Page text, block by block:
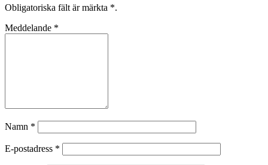
Obligatoriska fält är märkta *.
Meddelande *
Namn *
E-postadress *